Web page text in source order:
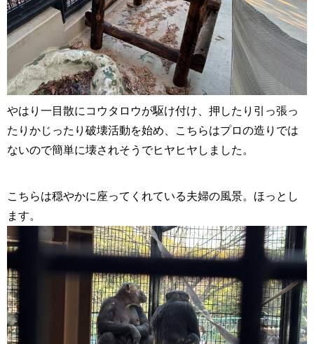
やはり一目散にコウタロウが駆け付け、押したり引っ張っ
たりかじったり破壊活動を始め、こちらはプロの造りでは
ないので簡単に壊されそうでヒヤヒヤしました。
こちらは穏やかに座ってくれている夫婦の風景。ほっとし
ます。